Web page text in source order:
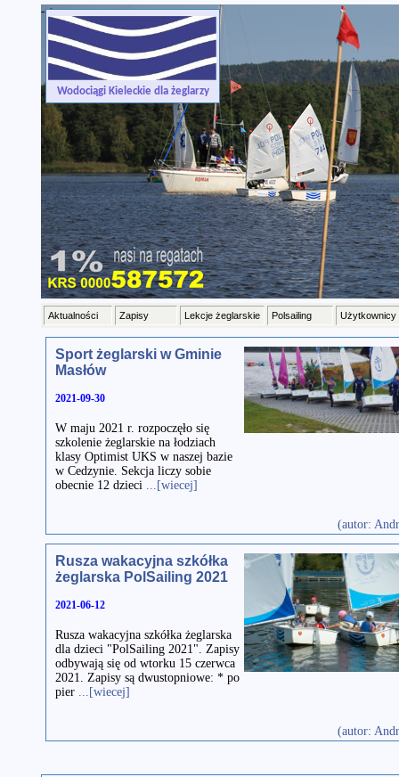
Wodociągi Kieleckie dla żeglarzy
-->
Aktualności Zapisy Lekcje żeglarskie Polsailing Użytkownicy
Sport żeglarski w Gminie
Masłów
2021-09-30
W maju 2021 r. rozpoczęło się
szkolenie żeglarskie na łodziach
klasy Optimist UKS w naszej bazie
w Cedzynie. Sekcja liczy sobie
obecnie 12 dzieci ...[wiecej]
(autor:
Rusza wakacyjna szkółka
żeglarska PolSailing 2021
2021-06-12
Rusza wakacyjna szkółka żeglarska
dla dzieci "PolSailing 2021". Zapisy
odbywają się od wtorku 15 czerwca
2021. Zapisy są dwustopniowe: * po
pier ...[wiecej]
(autor: